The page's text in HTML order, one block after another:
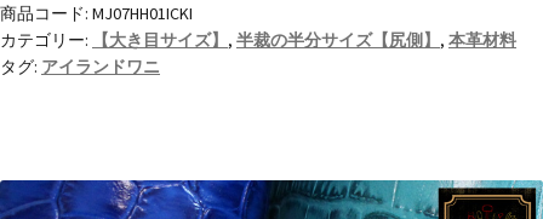
半
分
【尻
側】
商品コード: MJ07HH01ICKI
カテゴリー:
【大き目サイズ】 , 半裁の半分サイズ【尻側】 , 本革材料
タグ: アイランドワニ